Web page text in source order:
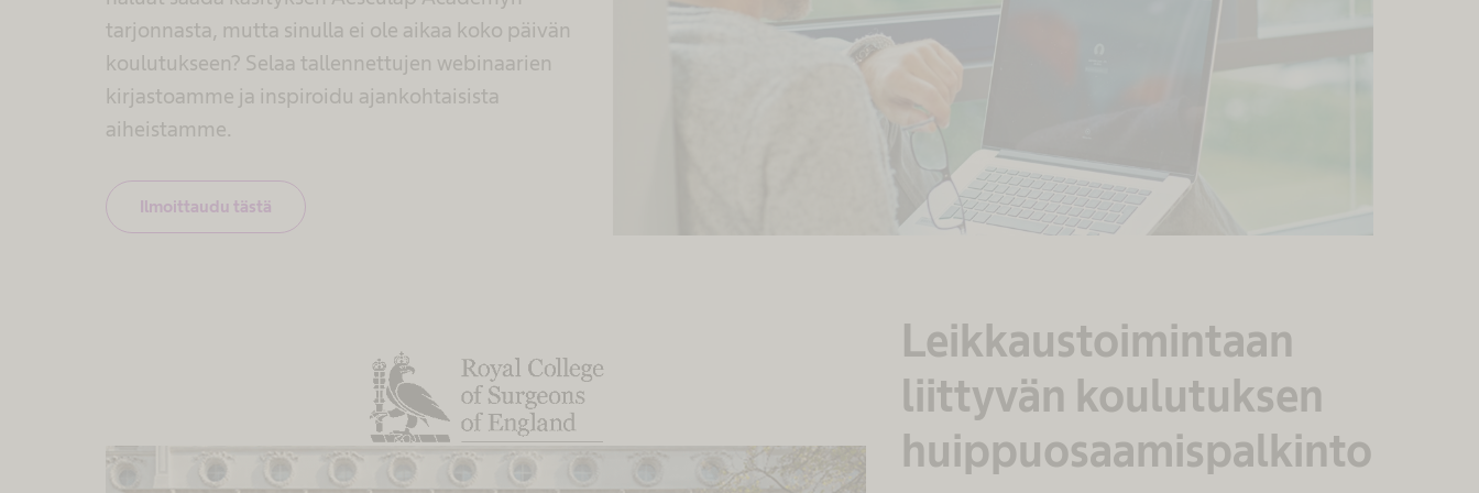
tarjonnasta, mutta sinulla ei ole aikaa koko päivän
koulutukseen? Selaa tallennettujen webinaarien
kirjastoamme ja inspiroidu ajankohtaisista
aiheistamme.
Ilmoittaudu tästä
Leikkaustoimintaan
liittyvän koulutuksen
huippuosaamispalkinto